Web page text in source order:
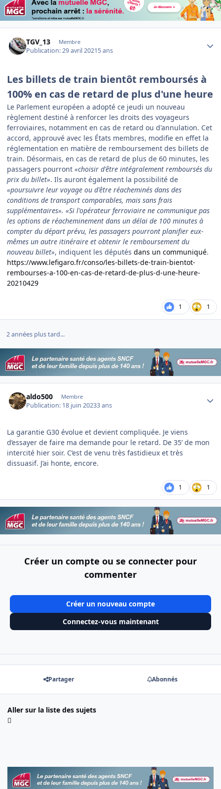
TGV_13 Membre
Publication:29 avril 20215 ans
Les billets de train bientôt remboursés à
100% en cas de retard de plus d'une heure
Le Parlement européen a adopté ce jeudi un nouveau
règlement destiné à renforcer les droits des voyageurs
ferroviaires, notamment en cas de retard ou d'annulation. Cet
accord, approuvé avec les États membres, modifie en effet la
réglementation en matière de remboursement des billets de
train. Désormais, en cas de retard de plus de 60 minutes, les
passagers pourront «choisir d'être intégralement remboursés du
prix du billet». Ils auront également la possibilité de
«poursuivre leur voyage ou d'être réacheminés dans des
conditions de transport comparables, mais sans frais
supplémentaires». «Si l'opérateur ferroviaire ne communique pas
les options de réacheminement dans un délai de 100 minutes à
compter du départ prévu, les passagers pourront planifier eux-
mêmes un autre itinéraire et obtenir le remboursement du
nouveau billet», indiquent les députés dans un communiqué.
https://www.lefigaro.fr/conso/les-billets-de-train-bientot-
rembourses-a-100-en-cas-de-retard-de-plus-d-une-heure-
20210429
1 1
2 années plus tard...
aldo500 Membre
Publication: 18 juin 20233 ans
La garantie G30 évolue et devient compliquée. Je viens
d’essayer de faire ma demande pour le retard. De 35’ de mon
intercité hier soir. C’est de venu très fastidieux et très
dissuasif. J’ai honte, encore.
1 1
Créer un compte ou se connecter pour
commenter
Créer un nouveau compte
Connectez-vous maintenant
Partager Abonnés
Aller sur la liste des sujets